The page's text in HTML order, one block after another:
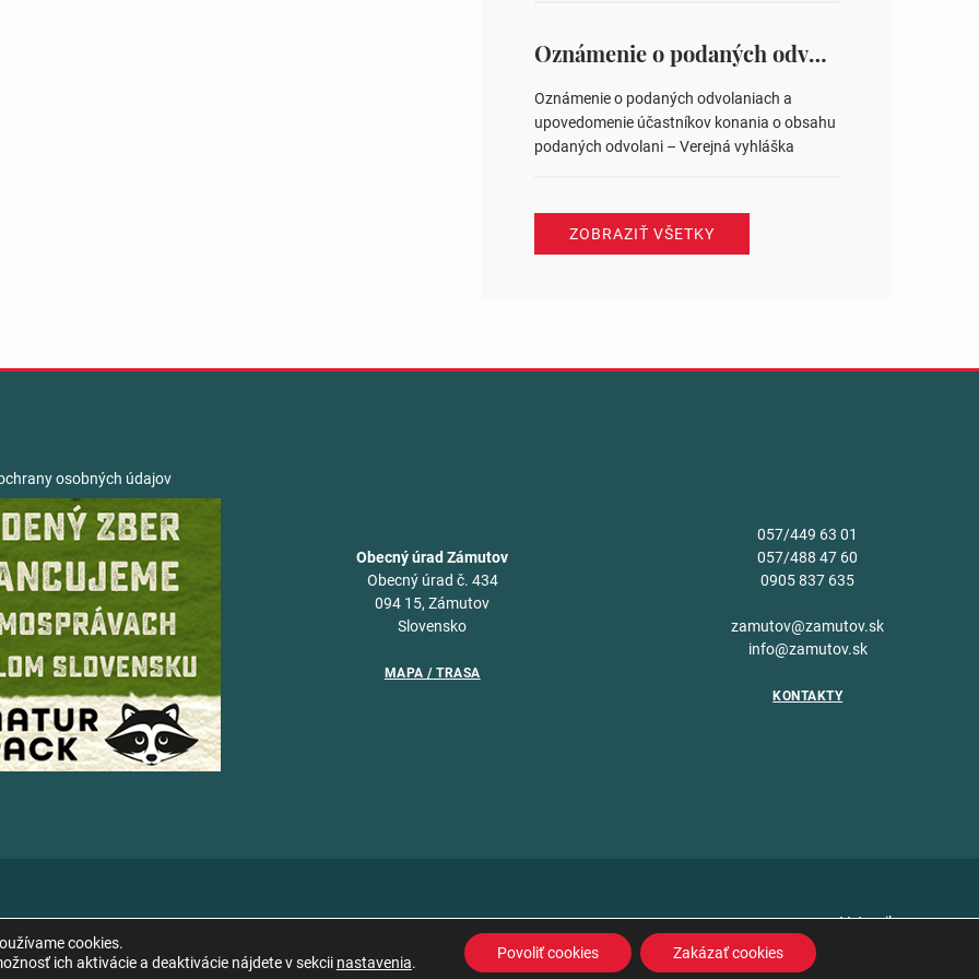
ysledky.html
Oznámenie o podaných odvolaniach a upovedomenie účastníkov konania o obsahu podaných odvolani – Verejná vyhláška
Oznámenie o podaných odvolaniach a
upovedomenie účastníkov konania o obsahu
podaných odvolani – Verejná vyhláška
ZOBRAZIŤ VŠETKY
osobných údajov
Obecný úrad Zámutov
Obecný úrad č. 434
094 15, Zámutov
Slovensko
MAPA / TRASA
057/449 63 01
057/488 47 60
0905 837 635
zamutov@zamutov.sk
info@zamutov.sk
KONTAKTY
Vytvoril
cookies.
ich aktivácie a deaktivácie nájdete v sekcii nastavenia.
Povoliť cookies Zakázať cookies